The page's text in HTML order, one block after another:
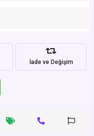
İade ve Değişim